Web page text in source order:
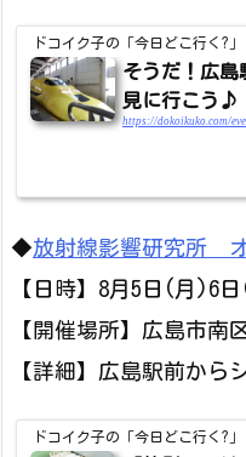
ドコイク子の「今日どこ行く?」
そうだ！広島
見に行こう♪
https://dokoikuko.com/
◆放射線影響研究所
【日時】8月5日(月)6
【開催場所】広島市
【詳細】広島駅前から
ドコイク子の「今日どこ行く?」